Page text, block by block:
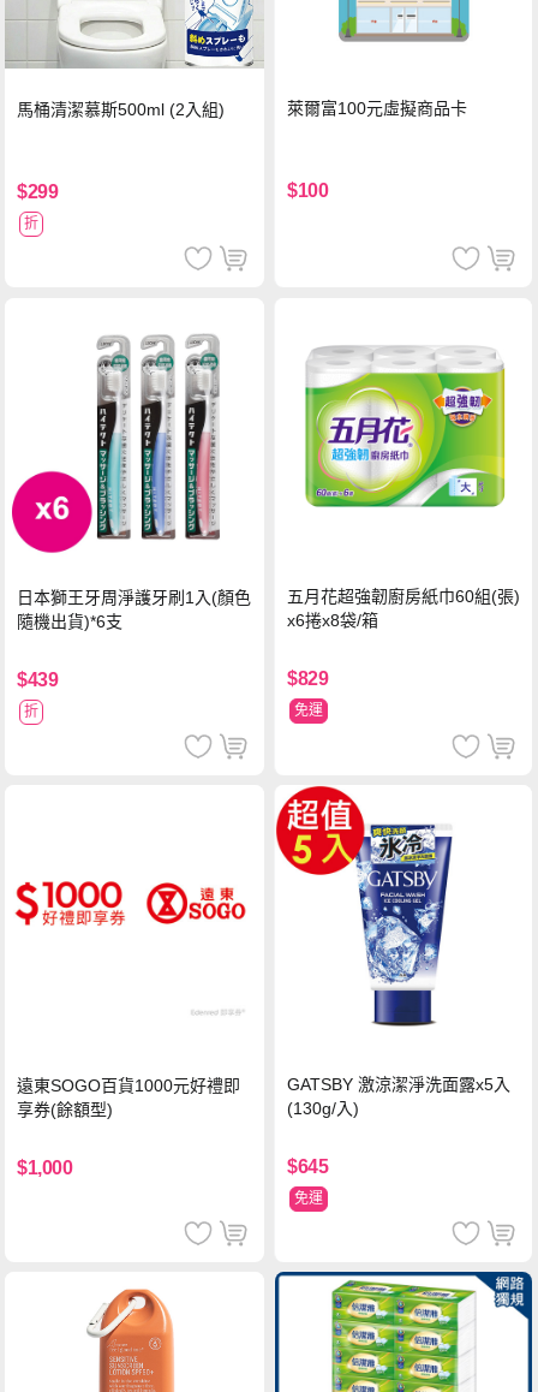
馬桶清潔慕斯500ml (2入組)
$299
折
萊爾富100元虛擬商品卡
$100
日本獅王牙周淨護牙刷1入(顏色
隨機出貨)*6支
$439
折
五月花超強韌廚房紙巾60組(張)
x6捲x8袋/箱
$829
免運
遠東SOGO百貨1000元好禮即
享券(餘額型)
$1,000
GATSBY 激涼潔淨洗面露x5入
(130g/入)
$645
免運